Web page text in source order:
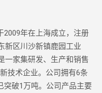
2009年在上海成立，注册
新区川沙新镇鹿园工业
一家集研发、生产和销售
技术企业。公司拥有6条
突破1万吨。公司产品主要